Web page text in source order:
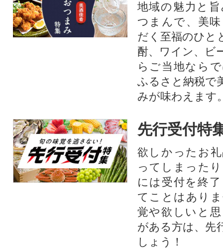
地域の魅力と
つまんで、美
だく至福のひと
酎、ワイン、ビ
らご当地なら
ふるさと納税で
みが味わえます
先行受付特
欲しかったお
ってしまった
には受付を終
てことはあり
覚や欲しいと
がある方は、先
しょう！